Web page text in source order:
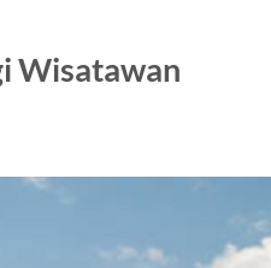
Wisatawan